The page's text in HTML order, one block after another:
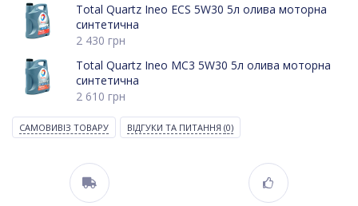
Total Quartz Ineo ECS 5W30 5л олива моторна
синтетична
2 430 грн
Total Quartz Ineo MC3 5W30 5л олива моторна
синтетична
2 610 грн
САМОВИВІЗ ТОВАРУ ВІДГУКИ ТА ПИТАННЯ (0)